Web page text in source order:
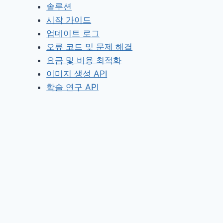
솔루션
시작 가이드
업데이트 로그
오류 코드 및 문제 해결
요금 및 비용 최적화
이미지 생성 API
학술 연구 API